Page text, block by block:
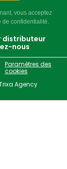
vous acceptez
de confidentialité.
distributeur
nous
Paramètres des
cookies
Agency